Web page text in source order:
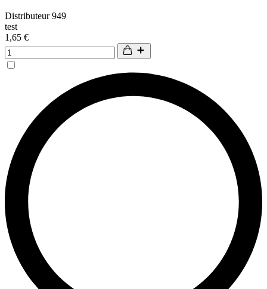
Distributeur 949
test
1,65 €